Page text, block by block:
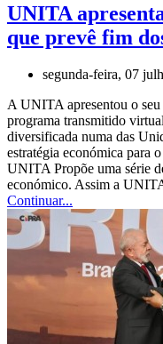
UNITA
que prevê fim
segunda-feira, 07
A UNITA apresentou o
programa transmitido
diversificada numa das
estratégia económica para
UNITA Propõe uma série
económico. Assim a
Continuar...